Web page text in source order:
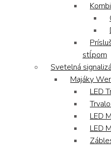
stĺpom
Svetelná
Majáky
LED
LED
LED